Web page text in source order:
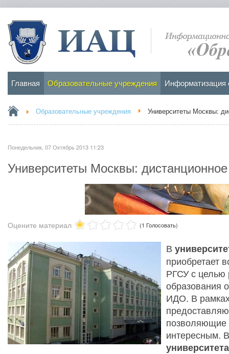
Главная Образовательные учреждения Информатизация
Образовательные учреждения Университеты Москвы:
Понедельник, 07 Октябрь 2013 11:23
Университеты Москвы:
Оцените материал (1 Голосовать)
В
приобретает
РГСУ с целью
образования
ИДО. В
позволяющие
интересным.